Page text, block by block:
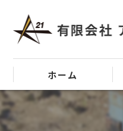
ホーム